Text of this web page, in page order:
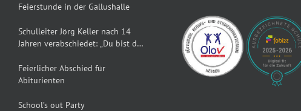
Feierstunde in der Gallushalle
Schulleiter Jörg Keller nach 14
Jahren verabschiedet: „Du bist der
Feierlicher Abschied für
Abiturienten
School’s out Party